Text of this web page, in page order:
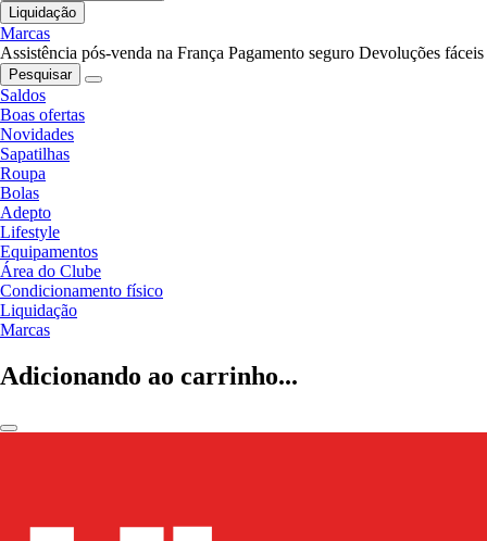
Liquidação
Marcas
Assistência pós-venda na França Pagamento seguro Devoluções fáceis
Pesquisar
Saldos
Boas ofertas
Novidades
Sapatilhas
Roupa
Bolas
Adepto
Lifestyle
Equipamentos
Área do Clube
Condicionamento físico
Liquidação
Marcas
Adicionando ao carrinho...